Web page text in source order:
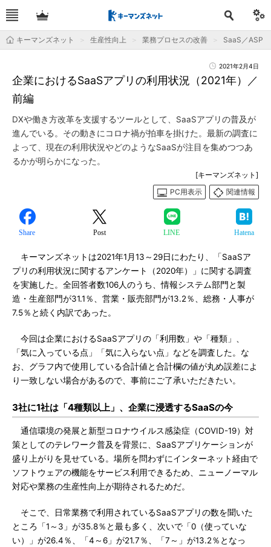
キーマンズネット 生産性向上 業務プロセスの改善 SaaS／ASP
2021年2月4日
企業におけるSaaSアプリの利用状況（2021年）／
前編
DXや働き方改革を支援するツールとして、SaaSアプリの普及が
進んでいる。その動きにコロナ禍が拍車を掛けた。最新の調査に
よって、現在の利用状況やどのようなSaaSが注目を集めつつあ
るかが明らかになった。
[キーマンズネット]
PC用表示
関連情報
Share Post LINE Hatena
キーマンズネットは2021年1月13～29日にわたり、「SaaSア
プリの利用状況に関するアンケート（2020年）」に関する調査
を実施した。全回答者数106人のうち、情報システム部門と製
造・生産部門が31.1％、営業・販売部門が13.2％、総務・人事が
7.5％と続く内訳であった。
今回は企業におけるSaaSアプリの「利用数」や「種類」、
「気に入っている点」「気に入らない点」などを調査した。な
お、グラフ内で使用している合計値と合計欄の値が丸め誤差によ
り一致しない場合があるので、事前にご了承いただきたい。
3社に1社は「4種類以上」、企業に浸透するSaaSの今
通信環境の発展と新型コロナウイルス感染症（COVID-19）対
策としてのテレワーク普及を背景に、SaaSアプリケーションが
盛り上がりを見せている。場所を問わずにインターネット経由で
ソフトウェアの機能をサービス利用できるため、ニューノーマル
対応や業務の生産性向上が期待されるためだ。
そこで、日常業務で利用されているSaaSアプリの数を聞いた
ところ「1～3」が35.8％と最も多く、次いで「0（使っていな
い）」が26.4％、「4～6」が21.7％、「7～」が13.2％となっ